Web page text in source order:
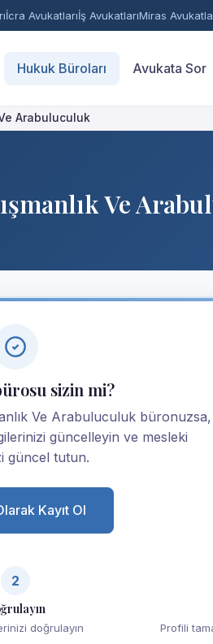
İcra Avukatlarıİş AvukatlarıMiras
Hukuk Büroları Avukata Sor
Arabuluculuk
Ve
sizin mi?
Ve Arabuluculuk büronuzsa,
güncelleyin ve mesleki
güncel tutun.
Kayıt Ol
2
doğrulayın
Profili